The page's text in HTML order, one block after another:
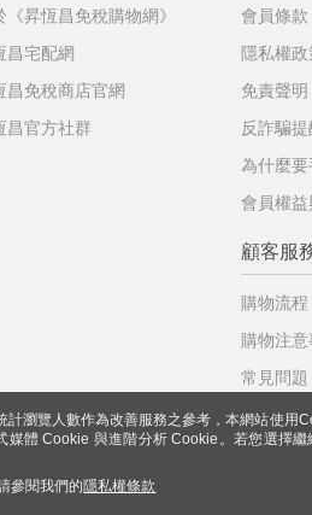
計瀏覽人數作為改善服務之參考，本網站使
媒體 Cookie 與進階分析 Cookie。若您選擇
參閱我們的隱私權條款
《昇恆昌免稅購物網》
昌宅配網
昌免稅商店官網
昌官方社群
會員條款
隱私權政
免責聲明
反詐騙
為什麼
會員權
顧客服
購物流程
購物注意
常見問題